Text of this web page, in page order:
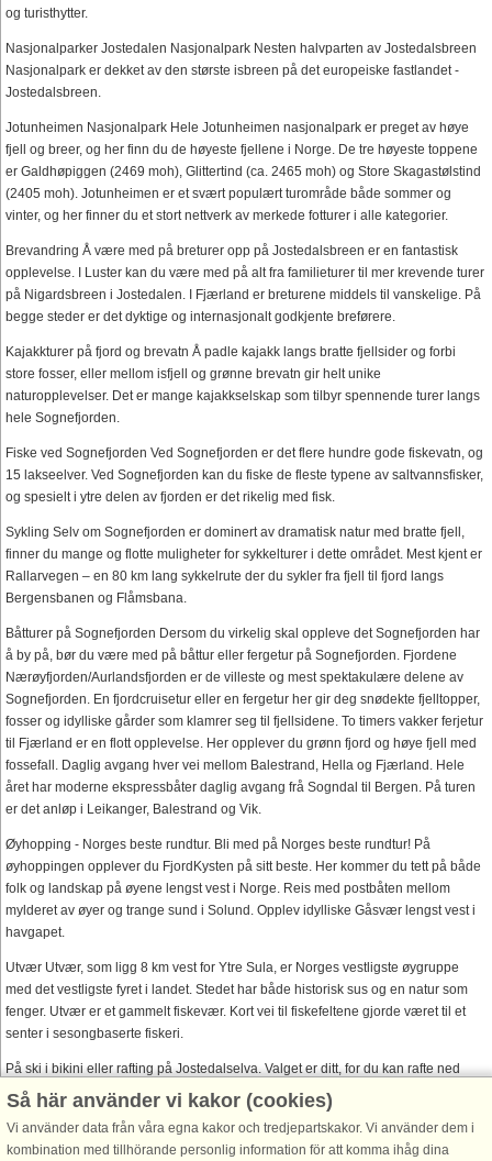
og turisthytter.
Nasjonalparker Jostedalen Nasjonalpark Nesten halvparten av Jostedalsbreen
Nasjonalpark er dekket av den største isbreen på det europeiske fastlandet -
Jostedalsbreen.
Jotunheimen Nasjonalpark Hele Jotunheimen nasjonalpark er preget av høye
fjell og breer, og her finn du de høyeste fjellene i Norge. De tre høyeste toppene
er Galdhøpiggen (2469 moh), Glittertind (ca. 2465 moh) og Store Skagastølstind
(2405 moh). Jotunheimen er et svært populært turområde både sommer og
vinter, og her finner du et stort nettverk av merkede fotturer i alle kategorier.
Brevandring Å være med på breturer opp på Jostedalsbreen er en fantastisk
opplevelse. I Luster kan du være med på alt fra familieturer til mer krevende turer
på Nigardsbreen i Jostedalen. I Fjærland er breturene middels til vanskelige. På
begge steder er det dyktige og internasjonalt godkjente breførere.
Kajakkturer på fjord og brevatn Å padle kajakk langs bratte fjellsider og forbi
store fosser, eller mellom isfjell og grønne brevatn gir helt unike
naturopplevelser. Det er mange kajakkselskap som tilbyr spennende turer langs
hele Sognefjorden.
Fiske ved Sognefjorden Ved Sognefjorden er det flere hundre gode fiskevatn, og
15 lakseelver. Ved Sognefjorden kan du fiske de fleste typene av saltvannsfisker,
og spesielt i ytre delen av fjorden er det rikelig med fisk.
Sykling Selv om Sognefjorden er dominert av dramatisk natur med bratte fjell,
finner du mange og flotte muligheter for sykkelturer i dette området. Mest kjent er
Rallarvegen – en 80 km lang sykkelrute der du sykler fra fjell til fjord langs
Bergensbanen og Flåmsbana.
Båtturer på Sognefjorden Dersom du virkelig skal oppleve det Sognefjorden har
å by på, bør du være med på båttur eller fergetur på Sognefjorden. Fjordene
Nærøyfjorden/Aurlandsfjorden er de villeste og mest spektakulære delene av
Sognefjorden. En fjordcruisetur eller en fergetur her gir deg snødekte fjelltopper,
fosser og idylliske gårder som klamrer seg til fjellsidene. To timers vakker ferjetur
til Fjærland er en flott opplevelse. Her opplever du grønn fjord og høye fjell med
fossefall. Daglig avgang hver vei mellom Balestrand, Hella og Fjærland. Hele
året har moderne ekspressbåter daglig avgang frå Sogndal til Bergen. På turen
er det anløp i Leikanger, Balestrand og Vik.
Øyhopping - Norges beste rundtur. Bli med på Norges beste rundtur! På
øyhoppingen opplever du FjordKysten på sitt beste. Her kommer du tett på både
folk og landskap på øyene lengst vest i Norge. Reis med postbåten mellom
mylderet av øyer og trange sund i Solund. Opplev idylliske Gåsvær lengst vest i
havgapet.
Utvær Utvær, som ligg 8 km vest for Ytre Sula, er Norges vestligste øygruppe
med det vestligste fyret i landet. Stedet har både historisk sus og en natur som
fenger. Utvær er et gammelt fiskevær. Kort vei til fiskefeltene gjorde været til et
senter i sesongbaserte fiskeri.
På ski i bikini eller rafting på Jostedalselva. Valget er ditt, for du kan rafte ned
Jostedalselva, noe som garantert kiler i magen din, eller stå på ski i bikini på
Sognefjellet Sommarskisenter. Her er det preparerte løyper om sommeren.
Klatring Med klatresko på bena kan en klatre omtrent hvor som helst der en
Så här använder vi kakor (cookies)
Vi använder data från våra egna kakor och tredjepartskakor. Vi använder dem i
kombination med tillhörande personlig information för att komma ihåg dina